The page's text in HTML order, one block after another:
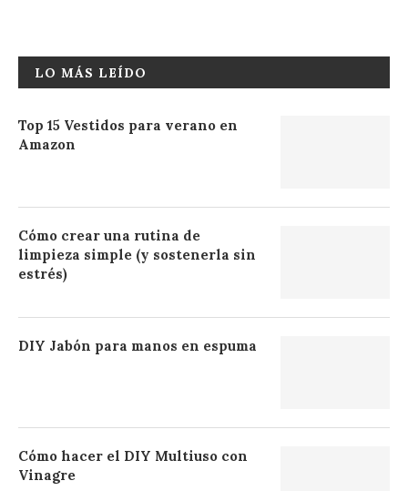
LO MÁS LEÍDO
Top 15 Vestidos para verano en
Amazon
Cómo crear una rutina de
limpieza simple (y sostenerla sin
estrés)
DIY Jabón para manos en espuma
Cómo hacer el DIY Multiuso con
Vinagre